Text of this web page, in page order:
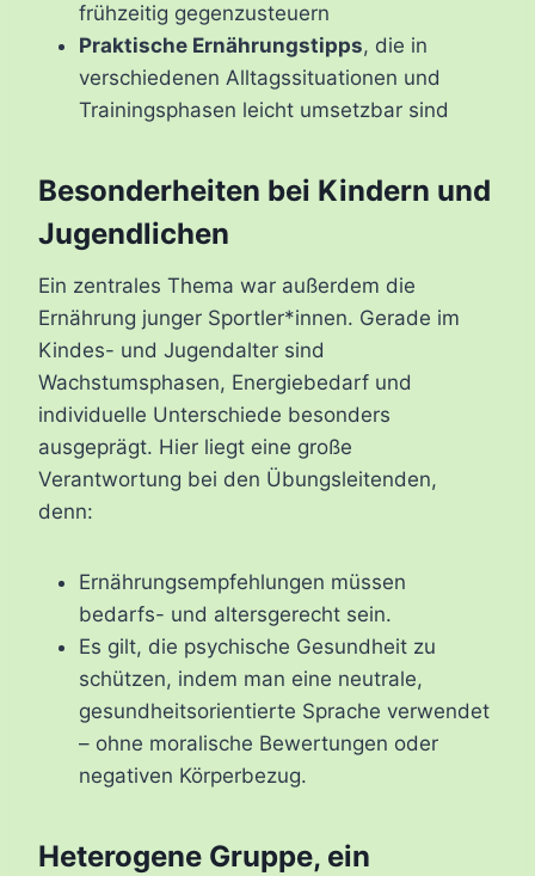
frühzeitig gegenzusteuern
Praktische Ernährungstipps, die in
verschiedenen Alltagssituationen und
Trainingsphasen leicht umsetzbar sind
Besonderheiten bei Kindern und
Jugendlichen
Ein zentrales Thema war außerdem die
Ernährung junger Sportler*innen. Gerade im
Kindes- und Jugendalter sind
Wachstumsphasen, Energiebedarf und
individuelle Unterschiede besonders
ausgeprägt. Hier liegt eine große
Verantwortung bei den Übungsleitenden,
denn:
Ernährungsempfehlungen müssen
bedarfs- und altersgerecht sein.
Es gilt, die psychische Gesundheit zu
schützen, indem man eine neutrale,
gesundheitsorientierte Sprache verwendet
– ohne moralische Bewertungen oder
negativen Körperbezug.
Heterogene Gruppe, ein